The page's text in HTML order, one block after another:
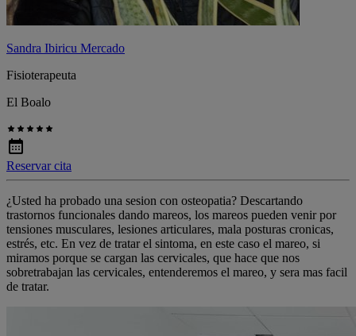
Sandra Ibiricu Mercado
Fisioterapeuta
El Boalo
Reservar cita
¿Usted ha probado una sesion con osteopatia? Descartando
trastornos funcionales dando mareos, los mareos pueden venir por
tensiones musculares, lesiones articulares, mala posturas cronicas,
estrés, etc. En vez de tratar el sintoma, en este caso el mareo, si
miramos porque se cargan las cervicales, que hace que nos
sobretrabajan las cervicales, entenderemos el mareo, y sera mas facil
de tratar.